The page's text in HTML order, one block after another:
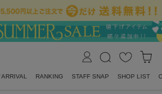
ARRIVAL RANKING STAFF SNAP SHOP LIST